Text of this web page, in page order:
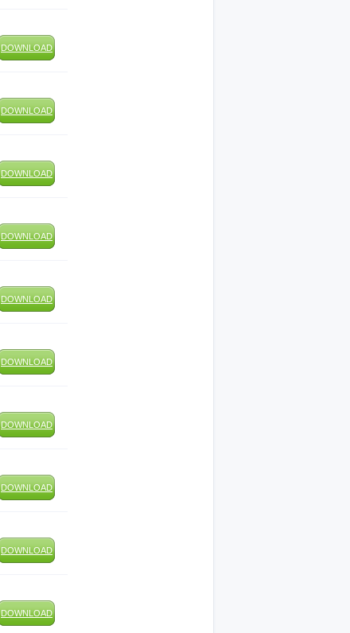
DOWNLOAD
DOWNLOAD
DOWNLOAD
DOWNLOAD
DOWNLOAD
DOWNLOAD
DOWNLOAD
DOWNLOAD
DOWNLOAD
DOWNLOAD